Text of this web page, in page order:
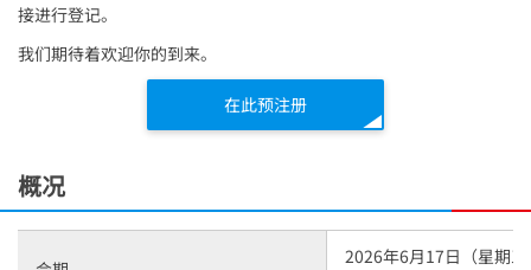
接进行登记。
我们期待着欢迎你的到来。
在此预注册
概况
2026年6月17日（星期